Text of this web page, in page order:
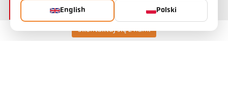
Skontaktuj się z nami
English Polski